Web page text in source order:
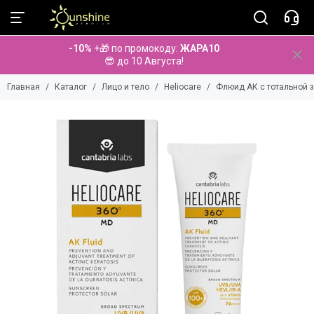
Лицо и тело
Смотреть все бренды
Aminu
Anna Lotan
Diego dalla Palma
Dr. Baumann
-10% +🎁 по промокоду: ЖАРА10
😎 до 10 Августа!
Главная Каталог Лицо и тело Heliocare Флюид АК с тотальной